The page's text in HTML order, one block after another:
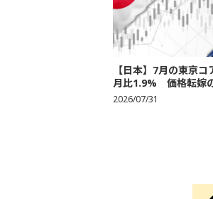
【日本】7月の東京
月比1.9% 価格転嫁
2026/07/31